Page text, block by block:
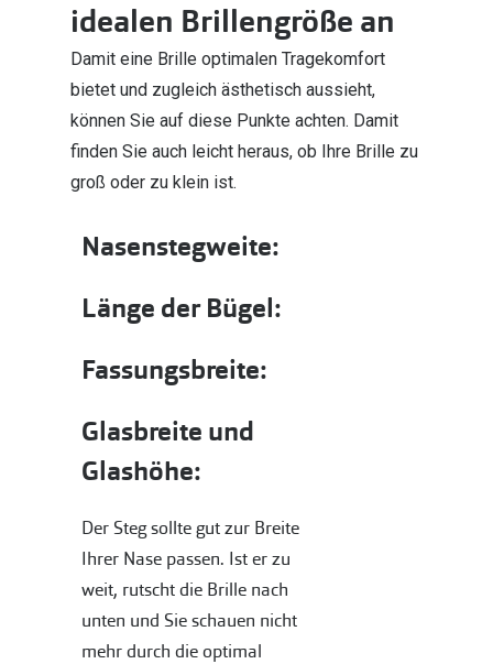
idealen Brillengröße an
Damit eine Brille optimalen Tragekomfort
bietet und zugleich ästhetisch aussieht,
können Sie auf diese Punkte achten. Damit
finden Sie auch leicht heraus, ob Ihre Brille zu
groß oder zu klein ist.
Nasenstegweite:
Länge der Bügel:
Fassungsbreite:
Glasbreite und
Glashöhe:
Der Steg sollte gut zur Breite
Ihrer Nase passen. Ist er zu
weit, rutscht die Brille nach
unten und Sie schauen nicht
mehr durch die optimal